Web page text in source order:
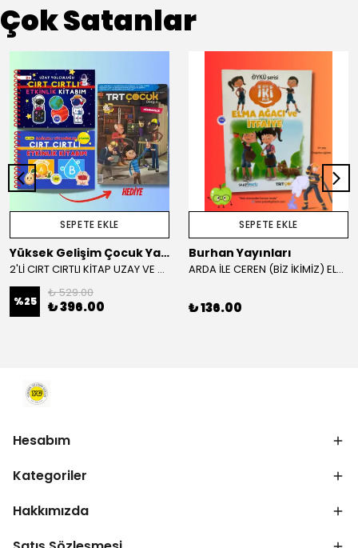
Çok Satanlar
SEPETE EKLE
Yüksek Gelişim Çocuk Yayınları
2'Lİ CIRT CIRTLI KİTAP UZAY VE SAĞLIKLI VİTAMİNLER KAMPANYA
%25
₺ 529.00
₺ 396.00
SEPETE EKLE
Burhan Yayınları
ARDA İLE CEREN (BİZ İKİMİZ) ELMA AĞACI VE İTFAİYE HİKAYE KİTABI
₺ 136.00
Hesabım
Kategoriler
Hakkımızda